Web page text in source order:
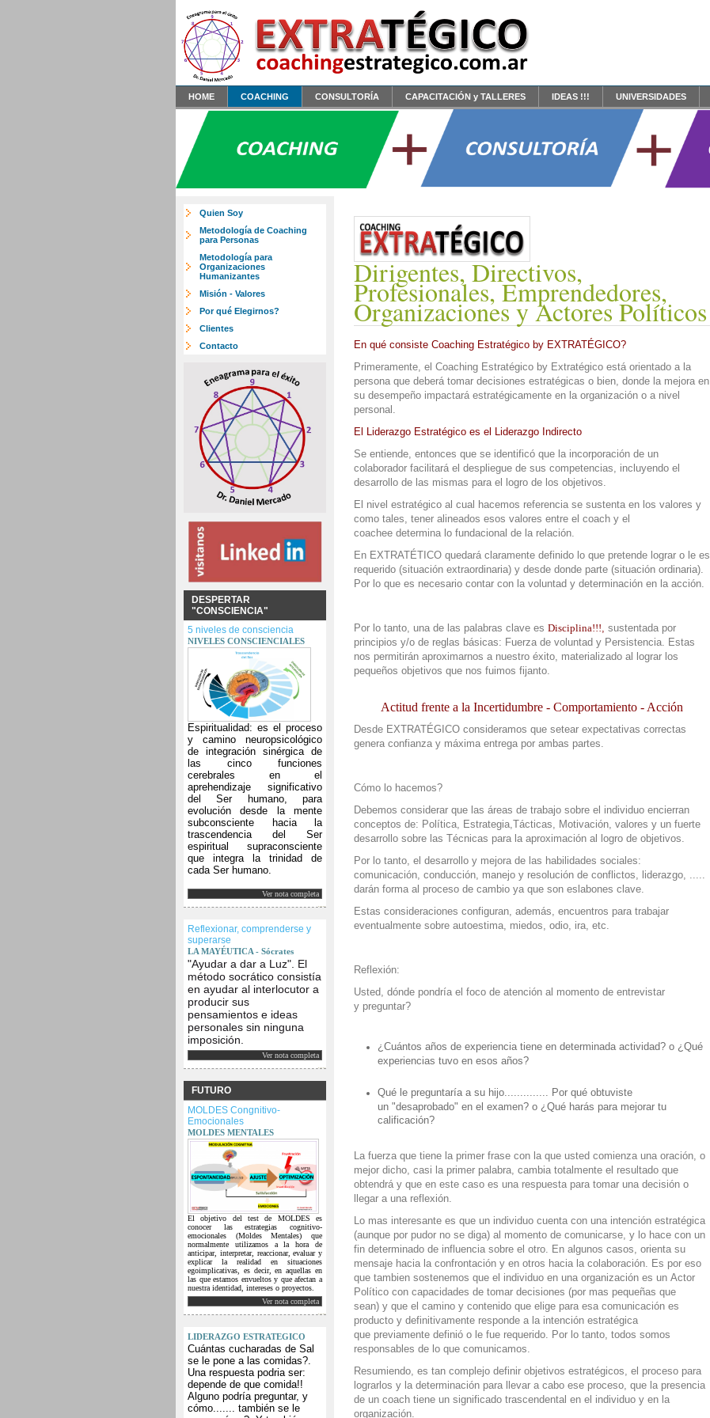
HOME COACHING CONSULTORÍA CAPACITACIÓN y TALLERES IDEAS !!! UNIVERSIDADES
Dirigentes, Directivos,
Profesionales, Emprendedores,
Organizaciones y Actores Políticos
En qué consiste Coaching Estratégico by EXTRATÉGICO?
Primeramente, el Coaching Estratégico by Extratégico está orientado a la
persona que deberá tomar decisiones estratégicas o bien, donde la mejora en
su desempeño impactará estratégicamente en la organización o a nivel
personal.
El Liderazgo Estratégico es el Liderazgo Indirecto
Se entiende, entonces que se identificó que la incorporación de un
colaborador facilitará el despliegue de sus competencias, incluyendo el
desarrollo de las mismas para el logro de los objetivos.
El nivel estratégico al cual hacemos referencia se sustenta en los valores y
como tales, tener alineados esos valores entre el coach y el
coachee determina lo fundacional de la relación.
En EXTRATÉTICO quedará claramente definido lo que pretende lograr o le es
requerido (situación extraordinaria) y desde donde parte (situación ordinaria).
Por lo que es necesario contar con la voluntad y determinación en la acción.
Por lo tanto, una de las palabras clave es Disciplina!!!, sustentada por
principios y/o de reglas básicas: Fuerza de voluntad y Persistencia. Estas
nos permitirán aproximarnos a nuestro éxito, materializado al lograr los
pequeños objetivos que nos fuimos fijanto.
Actitud frente a la Incertidumbre - Comportamiento - Acción
Desde EXTRATÉGICO consideramos que setear expectativas correctas
genera confianza y máxima entrega por ambas partes.
Cómo lo hacemos?
Debemos considerar que las áreas de trabajo sobre el individuo encierran
conceptos de: Política, Estrategia,Tácticas, Motivación, valores y un fuerte
desarrollo sobre las Técnicas para la aproximación al logro de objetivos.
Por lo tanto, el desarrollo y mejora de las habilidades sociales:
comunicación, conducción, manejo y resolución de conflictos, liderazgo, .....
darán forma al proceso de cambio ya que son eslabones clave.
Estas consideraciones configuran, además, encuentros para trabajar
eventualmente sobre autoestima, miedos, odio, ira, etc.
Reflexión:
Usted, dónde pondría el foco de atención al momento de entrevistar
y preguntar?
¿Cuántos años de experiencia tiene en determinada actividad? o ¿Qué
experiencias tuvo en esos años?
Qué le preguntaría a su hijo.............. Por qué obtuviste
un "desaprobado" en el examen? o ¿Qué harás para mejorar tu
calificación?
La fuerza que tiene la primer frase con la que usted comienza una oración, o
mejor dicho, casi la primer palabra, cambia totalmente el resultado que
obtendrá y que en este caso es una respuesta para tomar una decisión o
llegar a una reflexión.
Lo mas interesante es que un individuo cuenta con una intención estratégica
(aunque por pudor no se diga) al momento de comunicarse, y lo hace con un
fin determinado de influencia sobre el otro. En algunos casos, orienta su
mensaje hacia la confrontación y en otros hacia la colaboración. Es por eso
que tambien sostenemos que el individuo en una organización es un Actor
Político con capacidades de tomar decisiones (por mas pequeñas que
sean) y que el camino y contenido que elige para esa comunicación es
producto y definitivamente responde a la intención estratégica
que previamente definió o le fue requerido. Por lo tanto, todos somos
responsables de lo que comunicamos.
Resumiendo, es tan complejo definir objetivos estratégicos, el proceso para
lograrlos y la determinación para llevar a cabo ese proceso, que la presencia
de un coach tiene un significado trascendental en el individuo y en la
organización.
Quien Soy
Metodología de Coaching
para Personas
Metodología para
Organizaciones
Humanizantes
Misión - Valores
Por qué Elegirnos?
Clientes
Contacto
DESPERTAR
"CONSCIENCIA"
5 niveles de consciencia
NIVELES CONSCIENCIALES
Espiritualidad: es el proceso
y camino neuropsicológico
de integración sinérgica de
las cinco funciones
cerebrales en el
aprehendizaje significativo
del Ser humano, para
evolución desde la mente
subconsciente hacia la
trascendencia del Ser
espiritual supraconsciente
que integra la trinidad de
cada Ser humano.
Ver nota completa
Reflexionar, comprenderse y
superarse
LA MAYÉUTICA - Sócrates
"Ayudar a dar a Luz". El
método socrático consistía
en ayudar al interlocutor a
producir sus
pensamientos e ideas
personales sin ninguna
imposición.
Ver nota completa
FUTURO
MOLDES Congnitivo-
Emocionales
MOLDES MENTALES
El objetivo del test de MOLDES es
conocer las estrategias cognitivo-
emocionales (Moldes Mentales) que
normalmente utilizamos a la hora de
anticipar, interpretar, reaccionar, evaluar y
explicar la realidad en situaciones
egoimplicativas, es decir, en aquellas en
las que estamos envueltos y que afectan a
nuestra identidad, intereses o proyectos.
Ver nota completa
LIDERAZGO ESTRATEGICO
Cuántas cucharadas de Sal
se le pone a las comidas?.
Una respuesta podria ser:
depende de que comida!!
Alguno podría preguntar, y
cómo....... también se le